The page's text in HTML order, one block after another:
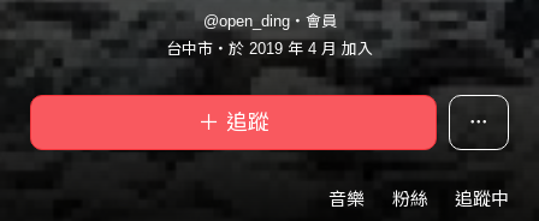
@open_ding・會員
台中市・於 2019 年 4 月 加入
＋ 追蹤
音樂 粉絲 追蹤中